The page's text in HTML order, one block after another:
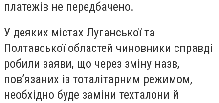
платежів не передбачено.
У деяких містах Луганської та
Полтавської областей чиновники справді
робили заяви, що через зміну назв,
пов’язаних із тоталітарним режимом,
необхідно буде заміни техталони й